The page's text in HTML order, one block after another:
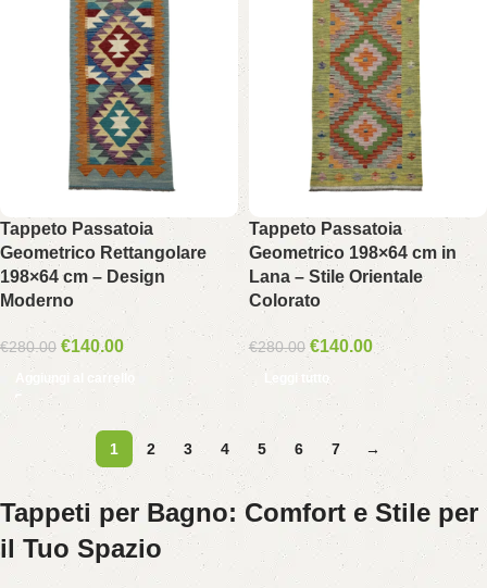
Tappeto Passatoia
Geometrico Rettangolare
198×64 cm – Design
Moderno
€280.00 €140.00
Aggiungi al carrello
Tappeto Passatoia
Geometrico 198×64 cm in
Lana – Stile Orientale
Colorato
€280.00 €140.00
Leggi tutto
1 2 3 4 5 6 7 →
Tappeti per Bagno: Comfort e Stile per
il Tuo Spazio